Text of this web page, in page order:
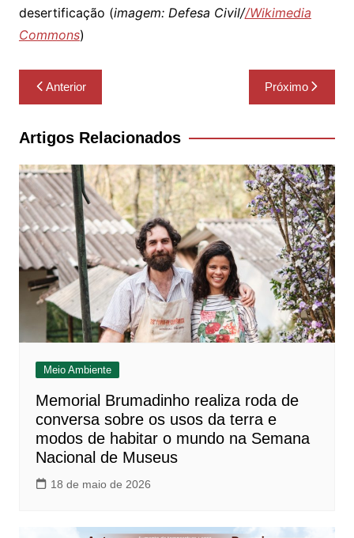
desertificação (imagem: Defesa Civil//Wikimedia
Commons)
Navegação
de
Post
Anterior Próximo
Artigos Relacionados
Meio Ambiente
Memorial Brumadinho realiza roda de
conversa sobre os usos da terra e
modos de habitar o mundo na Semana
Nacional de Museus
18 de maio de 2026